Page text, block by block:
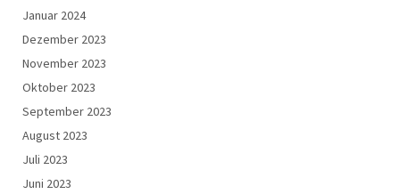
Januar 2024
Dezember 2023
November 2023
Oktober 2023
September 2023
August 2023
Juli 2023
Juni 2023